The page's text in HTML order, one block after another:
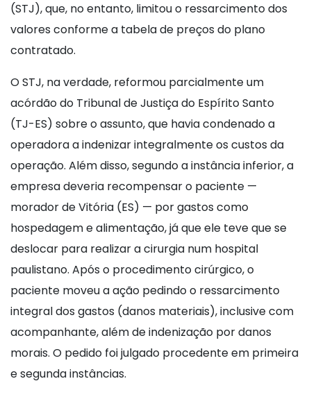
(STJ), que, no entanto, limitou o ressarcimento dos
valores conforme a tabela de preços do plano
contratado.
O STJ, na verdade, reformou parcialmente um
acórdão do Tribunal de Justiça do Espírito Santo
(TJ-ES) sobre o assunto, que havia condenado a
operadora a indenizar integralmente os custos da
operação. Além disso, segundo a instância inferior, a
empresa deveria recompensar o paciente —
morador de Vitória (ES) — por gastos como
hospedagem e alimentação, já que ele teve que se
deslocar para realizar a cirurgia num hospital
paulistano. Após o procedimento cirúrgico, o
paciente moveu a ação pedindo o ressarcimento
integral dos gastos (danos materiais), inclusive com
acompanhante, além de indenização por danos
morais. O pedido foi julgado procedente em primeira
e segunda instâncias.